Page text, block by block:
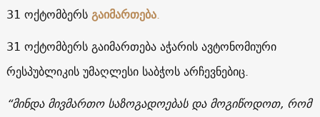
31 ოქტომბერსგაიმართება.
31 ოქტომბერს გაიმართება აჭარის ავტონომიური
რესპუბლიკის უმაღლესი საბჭოს არჩევნებიც.
“მინდა მივმართო საზოგადოებას და მოგიწოდოთ, რომ